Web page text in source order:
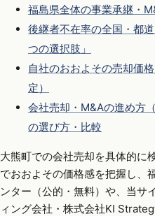
福島県全体の事業承継・
後継者不在率の全国・都
つの選択肢」
自社のおおよその売却価
定）
会社売却・M&Aの進め方
の選び方・比較
大熊町での会社売却を具体的に
でおおよその価格感を把握し、
ンター（公的・無料）や、当サ
ィング会社・株式会社KI